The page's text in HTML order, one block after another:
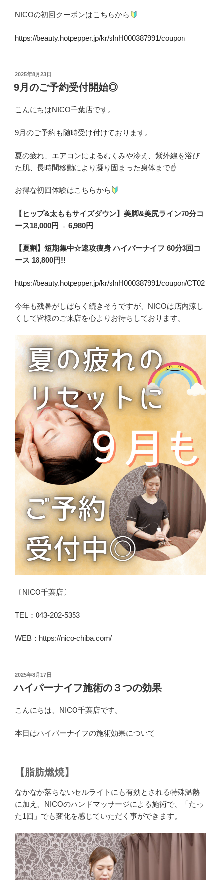
NICOの初回クーポンはこちらから
https://beauty.hotpepper.jp/kr/slnH000387991/coupon
投
稿
日:
2025年8月23日
9月のご予約受付開始◎
こんにちはNICO千葉店です。
9月のご予約も随時受け付けております。
夏の疲れ、エアコンによるむくみや冷え、紫外線を浴び
た肌、長時間移動により凝り固まった身体まで☝️
お得な初回体験はこちらから
【ヒップ&太ももサイズダウン】美脚&美尻ライン70分コ
ース18,000円→ 6,980円
【夏割】短期集中☆速攻痩身 ハイパーナイフ 60分3回コ
ース 18,800円!!
https://beauty.hotpepper.jp/kr/slnH000387991/coupon/CT02
今年も残暑がしばらく続きそうですが、NICOは店内涼し
くして皆様のご来店を心よりお待ちしております。
〔NICO千葉店〕
TEL：043-202-5353
WEB：https://nico-chiba.com/
投
日:
2025年8月17日
ハイパーナイフ施術の３つの効果
こんにちは、NICO千葉店です。
本日はハイパーナイフの施術効果について
【脂肪燃焼】
なかなか落ちないセルライトにも有効とされる特殊温熱
に加え、NICOのハンドマッサージによる施術で、「たっ
た1回」でも変化を感じていただく事ができます。